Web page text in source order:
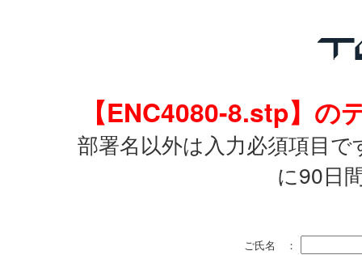
【ENC4080-8.stp】
部署名以外は入力必須項目
に90日
ご氏名 ：